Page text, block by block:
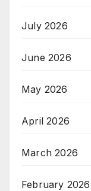
July 2026
June 2026
May 2026
April 2026
March 2026
February 2026